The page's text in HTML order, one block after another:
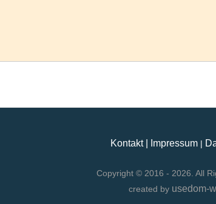
Kontakt| Impressum |
Copyright © 2016 - 2026. All
created by usedom-